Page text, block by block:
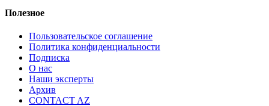
Полезное
Пользовательское соглашение
Политика конфиденциальности
Подписка
О нас
Наши эксперты
Архив
CONTACT AZ